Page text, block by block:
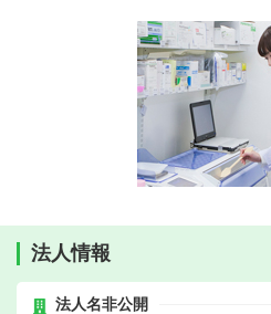
法人情報
法人名非公開